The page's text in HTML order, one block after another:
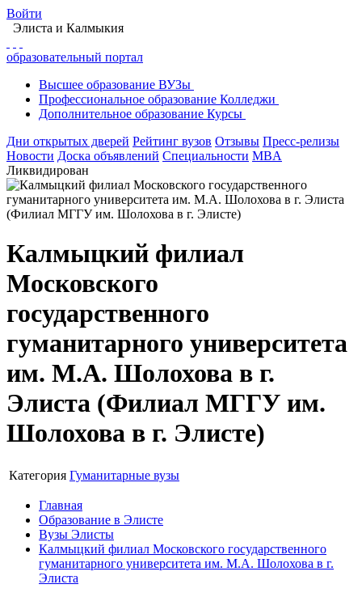
Войти
Элиста и Калмыкия
образовательный портал
Высшее образование ВУЗы
Профессиональное образование Колледжи
Дополнительное образование Курсы
Дни открытых дверей Рейтинг вузов Отзывы Пресс-релизы
Новости Доска объявлений Специальности MBA
Ликвидирован
Калмыцкий филиал
Московского
государственного
гуманитарного университета
им. М.А. Шолохова в г.
Элиста (Филиал МГГУ им.
Шолохова в г. Элисте)
Категория Гуманитарные вузы
Главная
Образование в Элисте
Вузы Элисты
Калмыцкий филиал Московского государственного
гуманитарного университета им. М.А. Шолохова в г.
Элиста